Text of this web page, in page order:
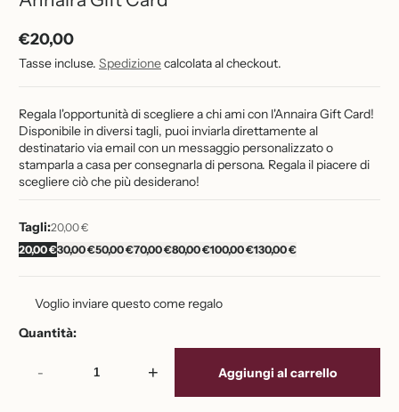
Prezzo
normale
€20,00
Tasse incluse. Spedizionecalcolata al checkout.
Regala l'opportunità di scegliere a chi ami con l'Annaira Gift Card!
Disponibile in diversi tagli, puoi inviarla direttamente al
destinatario via email con un messaggio personalizzato o
stamparla a casa per consegnarla di persona. Regala il piacere di
scegliere ciò che più desiderano!
Tagli:20,00 €
20,00 €30,00 €50,00 €70,00 €80,00 €100,00 €130,00 €
Voglio inviare questo come regalo
Quantità:
- + Aggiungi al carrello